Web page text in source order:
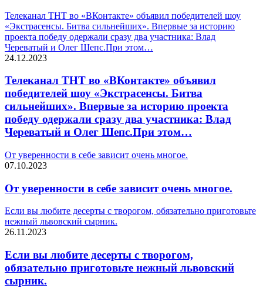
Телеканал ТНТ во «ВКонтакте» объявил победителей шоу
«Экстрасенсы. Битва сильнейших». Впервые за историю
проекта победу одержали сразу два участника: Влад
Череватый и Олег Шепс.При этом…
24.12.2023
Телеканал ТНТ во «ВКонтакте» объявил
победителей шоу «Экстрасенсы. Битва
сильнейших». Впервые за историю проекта
победу одержали сразу два участника: Влад
Череватый и Олег Шепс.При этом…
От уверенности в себе зависит очень многое.
07.10.2023
От уверенности в себе зависит очень многое.
Если вы любите десерты с творогом, обязательно приготовьте
нежный львовский сырник.
26.11.2023
Если вы любите десерты с творогом,
обязательно приготовьте нежный львовский
сырник.